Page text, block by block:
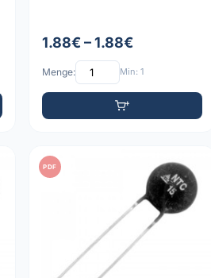
1.88€ – 1.88€
Menge: Min: 1
PDF